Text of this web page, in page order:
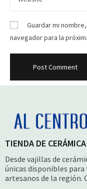
Guardar mi
navegador para la
TIENDA DE
Desde vajillas de
únicas disponibles
artesanos de la región.